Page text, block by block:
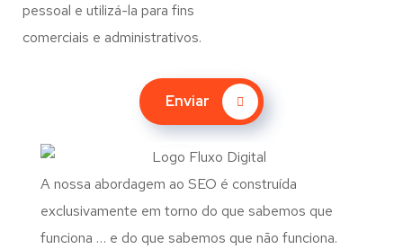
pessoal e utilizá-la para fins
comerciais e administrativos.
Enviar
A nossa abordagem ao SEO é construída
exclusivamente em torno do que sabemos que
funciona … e do que sabemos que não funciona.